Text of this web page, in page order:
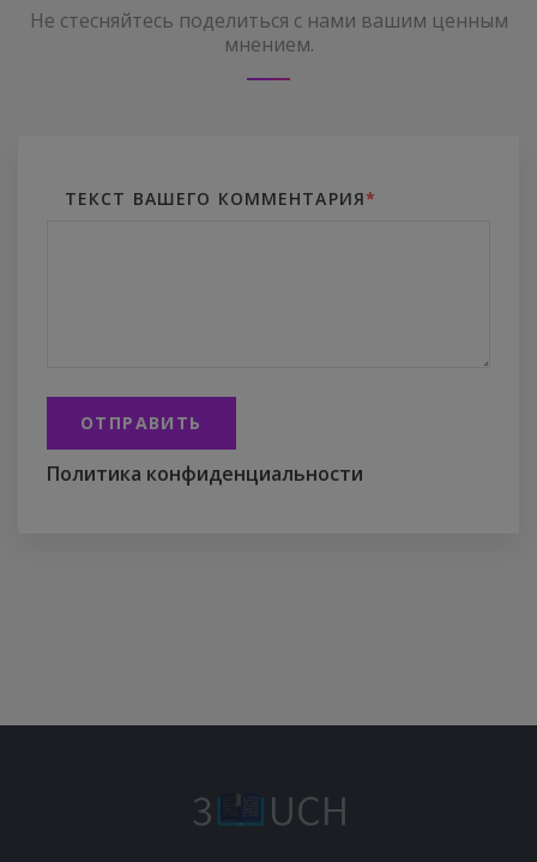
Не стесняйтесь поделиться с нами вашим ценным
мнением.
ТЕКСТ ВАШЕГО КОММЕНТАРИЯ*
ОТПРАВИТЬ
Политика конфиденциальности